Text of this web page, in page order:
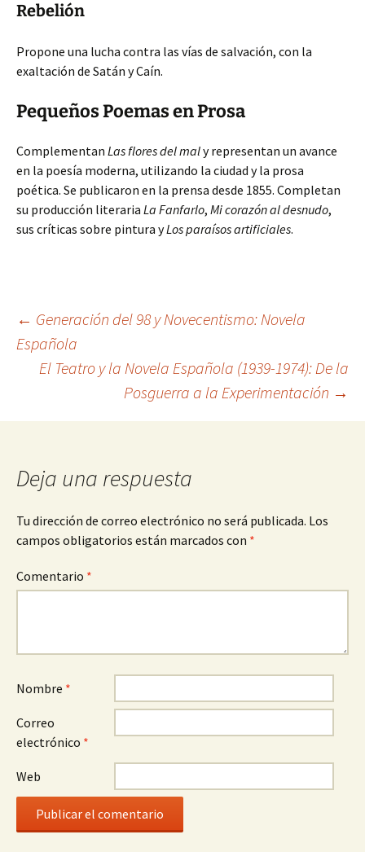
Rebelión
Propone una lucha contra las vías de salvación, con la
exaltación de Satán y Caín.
Pequeños Poemas en Prosa
Complementan Las flores del maly representan un avance
en la poesía moderna, utilizando la ciudad y la prosa
poética. Se publicaron en la prensa desde 1855. Completan
su producción literaria La Fanfarlo, Mi corazón al desnudo,
sus críticas sobre pintura yLos paraísos artificiales.
Navegación
de
entradas
← Generación del 98 y Novecentismo: Novela
Española
El Teatro y la Novela Española (1939-1974): De la
Posguerra a la Experimentación →
Deja una respuesta
Tu dirección de correo electrónico no será publicada. Los
campos obligatorios están marcados con *
Comentario *
Nombre *
Correo
electrónico *
Web